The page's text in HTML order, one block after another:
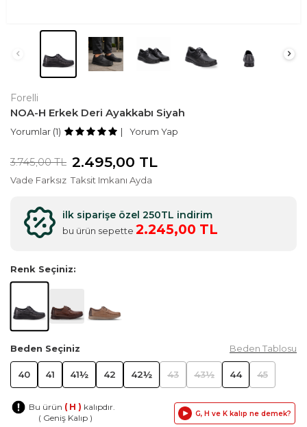
Forelli
NOA-H Erkek Deri Ayakkabı Siyah
Yorumlar (1) Yorum Yap
3.745,00TL 2.495,00 TL
Vade Farksız Taksit Imkanı Ayda
ilk siparişe özel 250TL indirim
bu ürün sepette 2.245,00 TL
Renk Seçiniz:
Beden Seçiniz Beden Tablosu
40 41 41½ 42 42½ 43 43½ 44 45
Bu ürün ( H ) kalıpdır.
( Geniş Kalıp )
G, H ve K kalıp ne demek?